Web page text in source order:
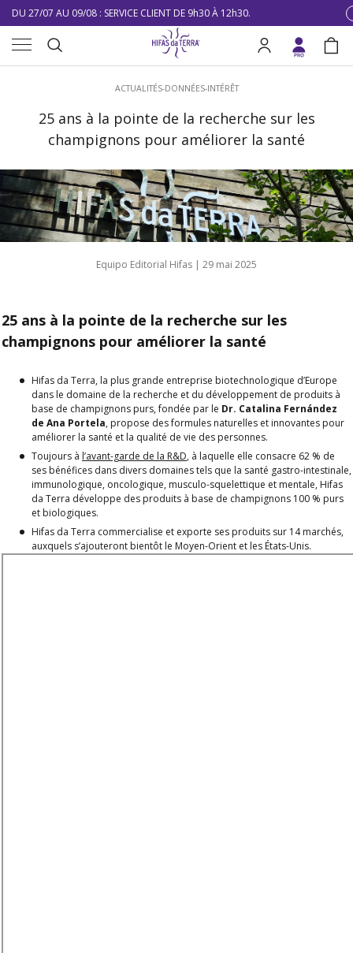
Aller au contenu
DU 27/07 AU 09/08 : SERVICE CLIENT DE 9h30 À 12h30.
10% DE RÉDUCTION SUR VOTRE PREMIÈRE COMMANDE
LIVRAISON GRATUITE À PARTIR DE 100 €
DU 27/07 AU 09/08 : SERVICE CLIENT DE 9h30 À 12h30.
Recherche Se connecter
ACTUALITÉS-DONNÉES-INTÉRÊT
25 ans à la pointe de la recherche sur les
champignons pour améliorer la santé
Equipo Editorial Hifas | 29 mai 2025
25 ans à la pointe de la recherche sur les
champignons pour améliorer la santé
Hifas da Terra, la plus grande entreprise biotechnologique d’Europe
dans le domaine de la recherche et du développement de produits à
base de champignons purs, fondée par le Dr. Catalina Fernández
de Ana Portela, propose des formules naturelles et innovantes pour
améliorer la santé et la qualité de vie des personnes.
Toujours à l’avant-garde de la R&D, à laquelle elle consacre 62 % de
ses bénéfices dans divers domaines tels que la santé gastro-intestinale,
immunologique, oncologique, musculo-squelettique et mentale, Hifas
da Terra développe des produits à base de champignons 100 % purs
et biologiques.
Hifas da Terra commercialise et exporte ses produits sur 14 marchés,
auxquels s’ajouteront bientôt le Moyen-Orient et les États-Unis.